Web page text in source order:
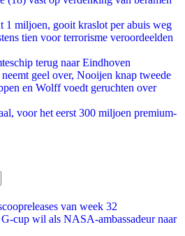
1 miljoen, gooit kraslot per abuis weg
tien voor terrorisme veroordeelden
terug naar Eindhoven
geel over, Nooijen knap tweede
en Wolff voedt geruchten over
voor het eerst 300 miljoen premium-
van week 32
cup wil als NASA-ambassadeur naar